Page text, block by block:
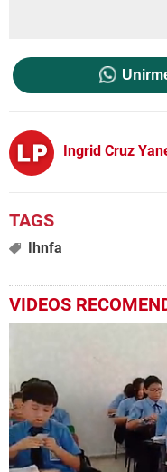
Ingrid Cruz
Ihnfa
VIDEOS